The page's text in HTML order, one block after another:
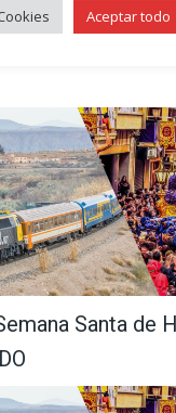
ventana/
Santa de
Aceptar todo